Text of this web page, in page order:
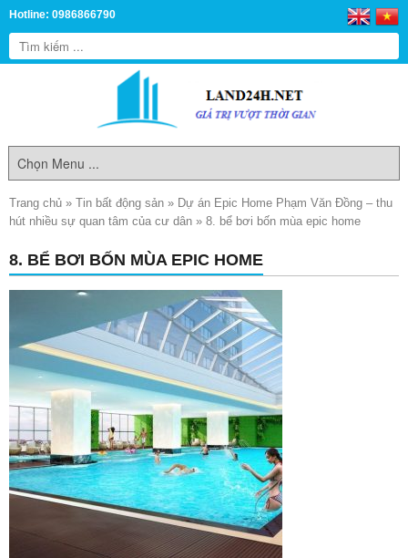
Hotline: 0986866790
Trang chủ » Tin bất động sản » Dự án Epic Home Phạm Văn Đồng – thu
hút nhiều sự quan tâm của cư dân » 8. bể bơi bốn mùa epic home
8. BỂ BƠI BỐN MÙA EPIC HOME